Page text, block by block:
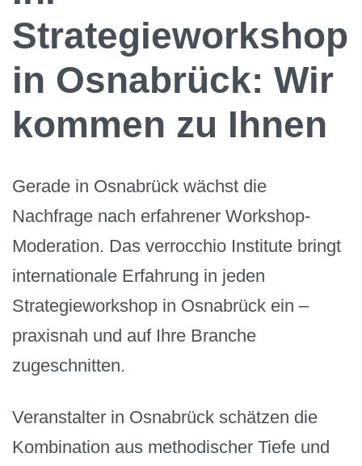
Strategieworkshop
in Osnabrück: Wir
kommen zu Ihnen
Gerade in Osnabrück wächst die
Nachfrage nach erfahrener Workshop-
Moderation. Das verrocchio Institute bringt
internationale Erfahrung in jeden
Strategieworkshop in Osnabrück ein –
praxisnah und auf Ihre Branche
zugeschnitten.
Veranstalter in Osnabrück schätzen die
Kombination aus methodischer Tiefe und